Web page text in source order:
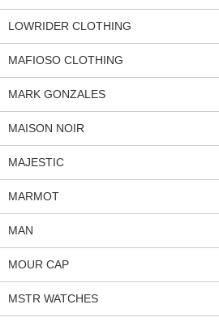
LOWRIDER CLOTHING
MAFIOSO CLOTHING
MARK GONZALES
MAISON NOIR
MAJESTIC
MARMOT
MAN
MOUR CAP
MSTR WATCHES